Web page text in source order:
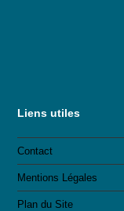
Liens utiles
Contact
Mentions Légales
Plan du Site